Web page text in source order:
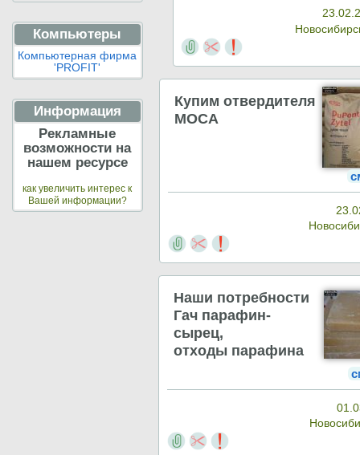
Компьютеры
Компьютерная фирма
'PROFIT'
Информация
Рекламные
возможности на
нашем ресурсе
как увеличить интерес к
Вашей информации?
Купим отвердителя
MOCA
Наши потребности
Гач парафин-
сырец,
отходы парафина